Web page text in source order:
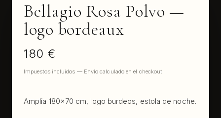
Bellagio Rosa Polvo —
logo bordeaux
180 €
Impuestos incluidos — Envío calculado en el checkout
Amplia 180×70 cm, logo burdeos, estola de noche.